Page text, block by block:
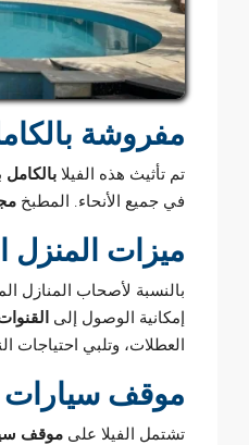
مفروشة
تم تأثيث هذه الفيلا بالكامل
في جميع الأنحاء. المطبخ
ميزات المنزل
بالنسبة لأصحاب المنازل
إمكانية الوصول إلى
العطلات، وتلبي احتياجات
موقف
تشتمل الفيلا على موقف